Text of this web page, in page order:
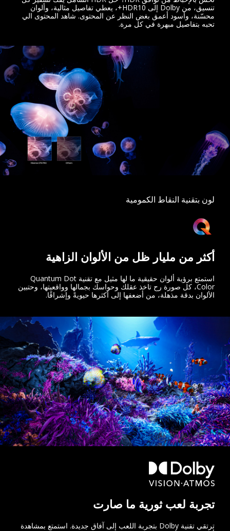
تنسيق، من Dolby إلى HDR10+، يعطي تفاصيل مثالية، وألوان
محسّنة، وأسود أعمق بغض النظر عن المحتوى. شاهد المحتوى الي
تحبه بتفاصيل مبهرة في كل مرة.
لون بتقنية النقاط الكمومية
أكثر من مليار ظل من الألوان الزاهية
استمتع برؤية ألوان حقيقية ما لها مثيل مع تقنية Quantum Dot
Color، كل صورة رح تاخذ عقلك وحواسك بجمالها وواقعيتها، وحتبين
الألوان بدقة مذهلة، من أضعفها إلى أكثرها حيويةً وإشراقًا.
تجربة لعب ثورية ما صارت
ترتقي تقنية Dolby بتجربة اللعب إلى آفاق جديدة. استمتع بمشاهدة